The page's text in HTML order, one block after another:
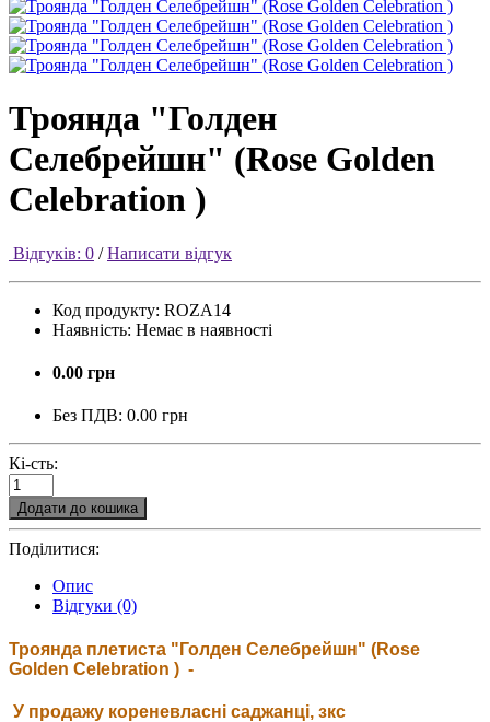
Троянда "Голден
Селебрейшн" (Rose Golden
Celebration )
Відгуків: 0 /Написати відгук
Код продукту: ROZA14
Наявність: Немає в наявності
0.00 грн
Без ПДВ: 0.00 грн
Кі-сть:
Додати до кошика
Поділитися:
Опис
Відгуки (0)
Троянда плетиста "Голден Селебрейшн" (Rose
Golden Celebration ) -
У продажу кореневласні саджанці, зкс